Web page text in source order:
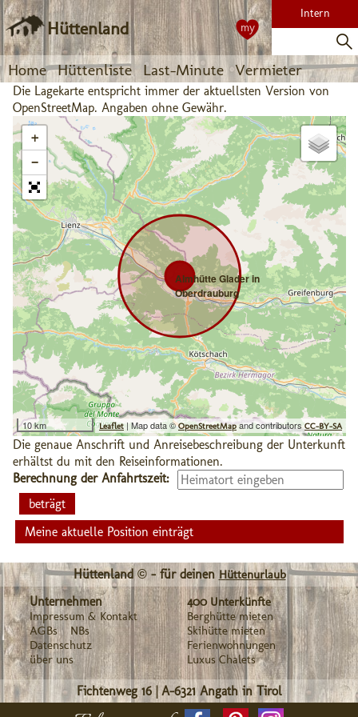
Hüttenland
Home Hüttenliste Last-Minute Vermieter
Intern
my
Die Lagekarte entspricht immer der aktuellsten Version von
OpenStreetMap. Angaben ohne Gewähr.
Almhütte Glader in
Oberdrauburg
+
−
10 km Leaflet | Map data ©OpenStreetMapand contributorsCC-BY-SA
Die genaue Anschrift und Anreisebeschreibung der Unterkunft
erhältst du mit den Reiseinformationen.
Berechnung der Anfahrtszeit:
Meine aktuelle Position einträgt
Hüttenland © - für deinen Hüttenurlaub
Unternehmen
Impressum & Kontakt
AGBs
NBs
Datenschutz
über uns
400 Unterkünfte
Berghütte mieten
Skihütte mieten
Ferienwohnungen
Luxus Chalets
Fichtenweg 16|A-6321 Angath in Tirol